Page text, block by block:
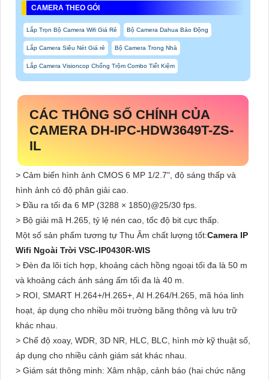
CAMERA THEO GÓI
Lắp Trọn Bộ Camera Wifi Giá Rẻ Bộ Camera Dahua Báo Động
Lắp Camera Siêu Nét Giá rẻ Bộ Camera Trong Nhà
Lắp Camera Visioncop Chống Trộm Combo Tiết Kiệm
CÁC THÔNG SỐ CHÍNH CỦA
CAMERA DH-IPC-HDW3649T-ZS-
IL
> Cảm biến hình ảnh CMOS 6 MP 1/2.7", độ sáng thấp và
hình ảnh có độ phân giải cao.
> Đầu ra tối đa 6 MP (3288 × 1850)@25/30 fps.
> Bộ giải mã H.265, tỷ lệ nén cao, tốc độ bit cực thấp.
Một số sản phẩm tương tự Thu Âm chất lượng tốt:Camera IP
Wifi Ngoài Trời VSC-IP0430R-WIS
> Đèn đa lõi tích hợp, khoảng cách hồng ngoại tối đa là 50 m
và khoảng cách ánh sáng ấm tối đa là 40 m.
> ROI, SMART H.264+/H.265+, AI H.264/H.265, mã hóa linh
hoạt, áp dụng cho nhiều môi trường băng thông và lưu trữ
khác nhau.
> Chế độ xoay, WDR, 3D NR, HLC, BLC, hình mờ kỹ thuật số,
áp dụng cho nhiều cảnh giám sát khác nhau.
> Giám sát thông minh: Xâm nhập, cảnh báo (hai chức năng